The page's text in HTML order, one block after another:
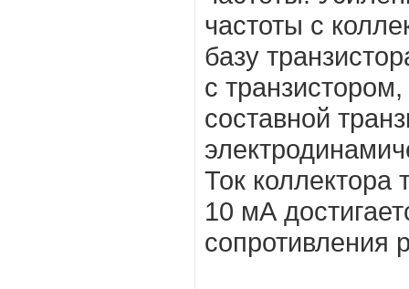
частоты с
базу
с
составной
Ток коллектора
10 мА
сопротивления